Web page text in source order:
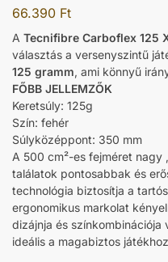
66.390 Ft
A Tecnifibre Carboflex 125
választás a versenyszintű
125 gramm, ami könnyű
FŐBB JELLEMZŐK
Keretsúly: 125g
Szín: fehér
Súlyközéppont: 350 mm
A 500 cm²-es fejméret nagy
találatok pontosabbak és
technológia biztosítja a
ergonomikus markolat
dizájnja és színkombinációja
ideális a magabiztos